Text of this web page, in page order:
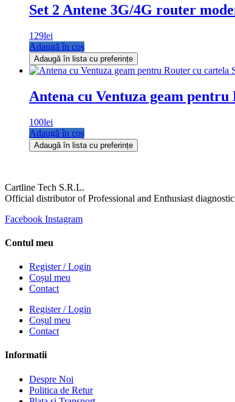
Set 2 Antene 3G/4G router
129lei
Adaugă în coș
Adaugă în lista cu preferințe
Antena cu Ventuza geam
100lei
Adaugă în coș
Adaugă în lista cu preferințe
Cartline Tech S.R.L.
Official distributor of Professional and Enthusiast
Facebook Instagram
Contul meu
Register / Login
Coșul meu
Contact
Register / Login
Coșul meu
Contact
Informatii
Despre Noi
Politica de Retur